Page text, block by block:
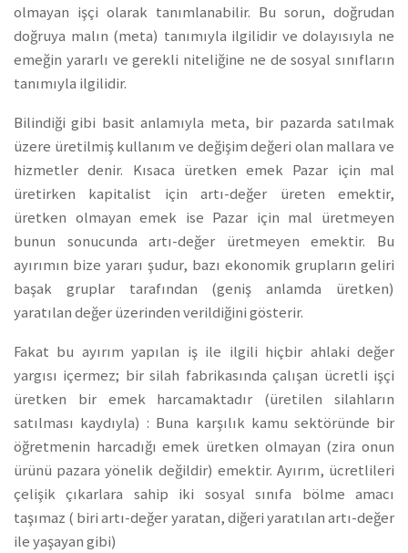
olmayan işçi olarak tanımlanabilir. Bu sorun, doğrudan
doğruya malın (meta) tanımıyla ilgilidir ve dolayısıyla ne
emeğin yararlı ve gerekli niteliğine ne de sosyal sınıfların
tanımıyla ilgilidir.
Bilindiği gibi basit anlamıyla meta, bir pazarda satılmak
üzere üretilmiş kullanım ve değişim değeri olan mallara ve
hizmetler denir. Kısaca üretken emek Pazar için mal
üretirken kapitalist için artı-değer üreten emektir,
üretken olmayan emek ise Pazar için mal üretmeyen
bunun sonucunda artı-değer üretmeyen emektir. Bu
ayırımın bize yararı şudur, bazı ekonomik grupların geliri
başak gruplar tarafından (geniş anlamda üretken)
yaratılan değer üzerinden verildiğini gösterir.
Fakat bu ayırım yapılan iş ile ilgili hiçbir ahlaki değer
yargısı içermez; bir silah fabrikasında çalışan ücretli işçi
üretken bir emek harcamaktadır (üretilen silahların
satılması kaydıyla) : Buna karşılık kamu sektöründe bir
öğretmenin harcadığı emek üretken olmayan (zira onun
ürünü pazara yönelik değildir) emektir. Ayırım, ücretlileri
çelişik çıkarlara sahip iki sosyal sınıfa bölme amacı
taşımaz ( biri artı-değer yaratan, diğeri yaratılan artı-değer
ile yaşayan gibi)